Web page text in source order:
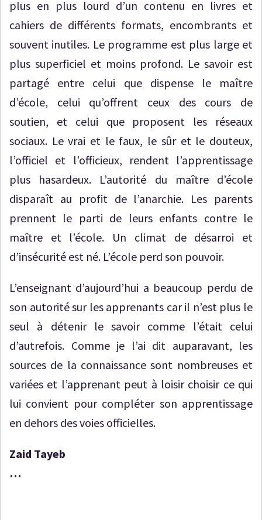
plus en plus lourd d’un contenu en livres et
cahiers de différents formats, encombrants et
souvent inutiles. Le programme est plus large et
plus superficiel et moins profond. Le savoir est
partagé entre celui que dispense le maître
d’école, celui qu’offrent ceux des cours de
soutien, et celui que proposent les réseaux
sociaux. Le vrai et le faux, le sûr et le douteux,
l’officiel et l’officieux, rendent l’apprentissage
plus hasardeux. L’autorité du maître d’école
disparaît au profit de l’anarchie. Les parents
prennent le parti de leurs enfants contre le
maître et l’école. Un climat de désarroi et
d’insécurité est né. L’école perd son pouvoir.
L’enseignant d’aujourd’hui a beaucoup perdu de
son autorité sur les apprenants car il n’est plus le
seul à détenir le savoir comme l’était celui
d’autrefois. Comme je l’ai dit auparavant, les
sources de la connaissance sont nombreuses et
variées et l’apprenant peut à loisir choisir ce qui
lui convient pour compléter son apprentissage
en dehors des voies officielles.
Zaid Tayeb
…